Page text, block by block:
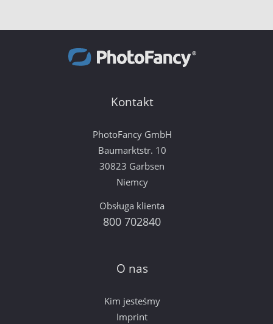
Kontakt
PhotoFancy GmbH
Baumarktstr. 10
30823 Garbsen
Niemcy
Obsługa klienta
800 702840
O nas
Kim jesteśmy
Imprint